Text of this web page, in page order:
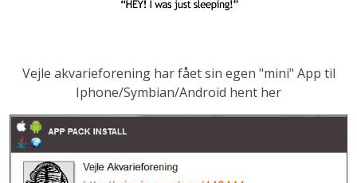
Vejle akvarieforening har fået sin egen "mini" App til
Iphone/Symbian/Android hent her